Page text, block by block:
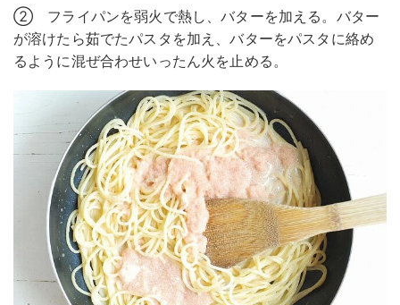
② フライパンを弱火で熱し、バターを加える。バター
が溶けたら茹でたパスタを加え、バターをパスタに絡め
るように混ぜ合わせいったん火を止める。